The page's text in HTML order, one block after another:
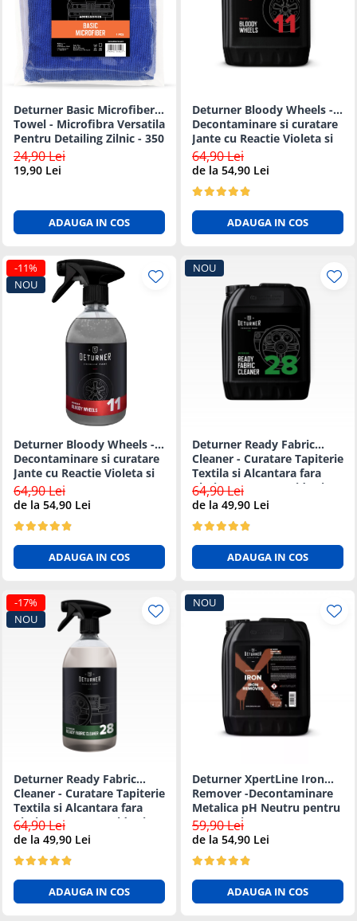
Deturner Basic Microfiber
Towel - Microfibra Versatila
Pentru Detailing Zilnic - 350
GSM
24,90 Lei
19,90 Lei
ADAUGA IN COS
Deturner Bloody Wheels -
Decontaminare si curatare
Jante cu Reactie Violeta si
pH Neutru - 5L
64,90 Lei
de la 54,90 Lei
ADAUGA IN COS
-11%
NOU
Deturner Bloody Wheels -
Decontaminare si curatare
Jante cu Reactie Violeta si
pH Neutru - 1L
64,90 Lei
de la 54,90 Lei
ADAUGA IN COS
NOU
Deturner Ready Fabric
Cleaner - Curatare Tapiterie
Textila si Alcantara fara
Clatire, Uscare Rapida si
Sigura - 5L
64,90 Lei
de la 49,90 Lei
ADAUGA IN COS
-17%
NOU
Deturner Ready Fabric
Cleaner - Curatare Tapiterie
Textila si Alcantara fara
Clatire, Uscare Rapida si
Sigura - 1L
64,90 Lei
de la 49,90 Lei
ADAUGA IN COS
NOU
Deturner XpertLine Iron
Remover -Decontaminare
Metalica pH Neutru pentru
Vopsea si Jante - 5L
59,90 Lei
de la 54,90 Lei
ADAUGA IN COS